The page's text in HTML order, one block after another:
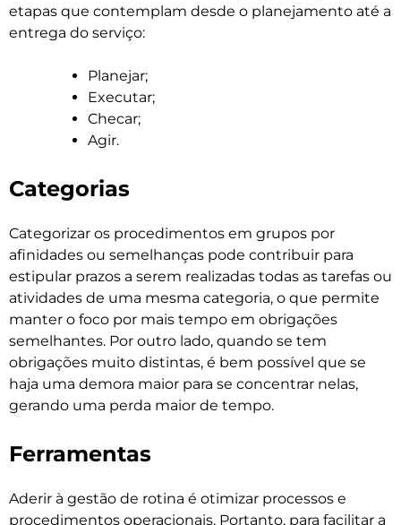
etapas que contemplam desde o planejamento até a
entrega do serviço:
Planejar;
Executar;
Checar;
Agir.
Categorias
Categorizar os procedimentos em grupos por
afinidades ou semelhanças pode contribuir para
estipular prazos a serem realizadas todas as tarefas ou
atividades de uma mesma categoria, o que permite
manter o foco por mais tempo em obrigações
semelhantes. Por outro lado, quando se tem
obrigações muito distintas, é bem possível que se
haja uma demora maior para se concentrar nelas,
gerando uma perda maior de tempo.
Ferramentas
Aderir à gestão de rotina é otimizar processos e
procedimentos operacionais. Portanto, para facilitar a